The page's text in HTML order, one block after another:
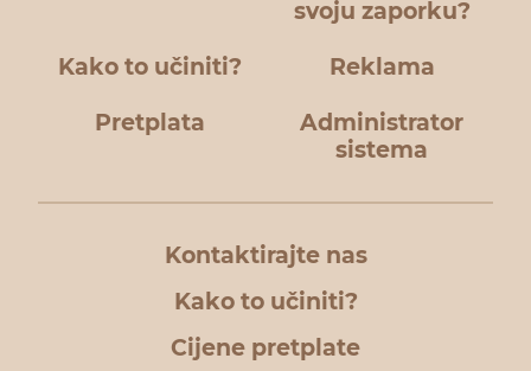
svoju zaporku?
Kako to učiniti? Reklama
Pretplata
Administrator
sistema
Kontaktirajte nas
Kako to učiniti?
Cijene pretplate